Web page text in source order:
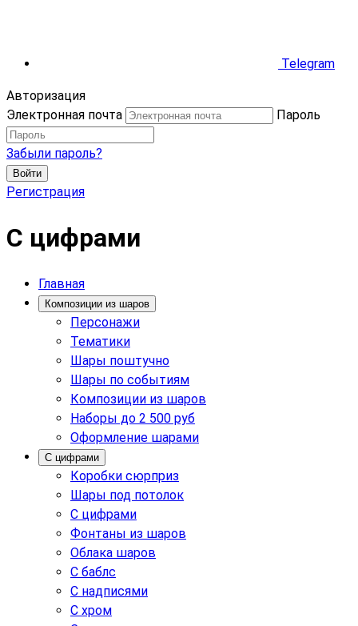
Telegram
Авторизация
Электронная почта
Пароль
Забыли пароль?
Войти
Регистрация
С цифрами
Главная
Композиции из шаров
Персонажи
Тематики
Шары поштучно
Шары по событиям
Композиции из шаров
Наборы до 2 500 руб
Оформление шарами
С цифрами
Коробки сюрприз
Шары под потолок
С цифрами
Фонтаны из шаров
Облака шаров
С баблс
С надписями
С хром